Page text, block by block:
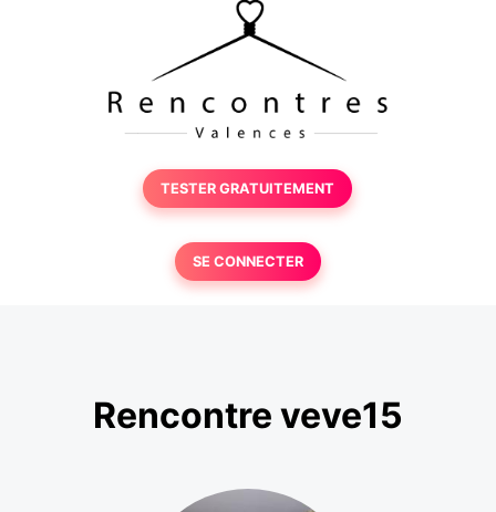
TESTER GRATUITEMENT
SE CONNECTER
Rencontre veve15